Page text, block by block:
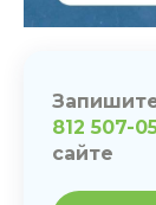
812 507-
сайте